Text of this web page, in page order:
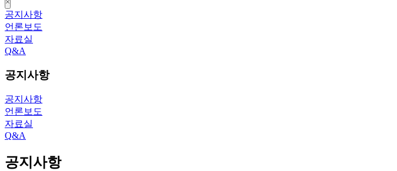
공지사항
언론보도
자료실
Q&A
공지사항
공지사항
언론보도
자료실
Q&A
공지사항